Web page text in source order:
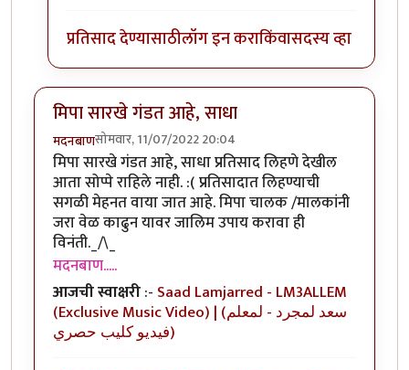
प्रतिसाद देण्यासाठीलॉग इन कराकिंवासदस्य व्हा
मिपा सारखे गंडत आहे, साधा
मदनबाणसोमवार, 11/07/2022 20:04
मिपा सारखे गंडत आहे, साधा प्रतिसाद लिहणे देखील
आता सोप्पे राहिले नाही. :( प्रतिसादात लिहण्याची
सगळी मेहनत वाया जात आहे. मिपा चालक /मालकांनी
जरा वेळ काढुन यावर जालिम उपाय करावा ही
विनंती._/\_
मदनबाण.....
आजची स्वाक्षरी:- Saad Lamjarred - LM3ALLEM
(Exclusive Music Video) | (سعد لمجرد - لمعلم
(فيديو كليب حصري